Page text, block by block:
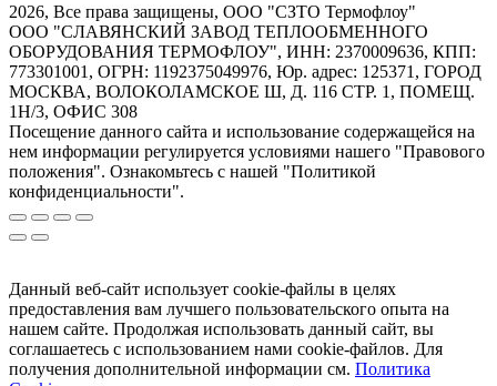
2026, Все права защищены, ООО "СЗТО Термофлоу"
ООО "СЛАВЯНСКИЙ ЗАВОД ТЕПЛООБМЕННОГО
ОБОРУДОВАНИЯ ТЕРМОФЛОУ", ИНН: 2370009636, КПП:
773301001, ОГРН: 1192375049976, Юр. адрес: 125371, ГОРОД
МОСКВА, ВОЛОКОЛАМСКОЕ Ш, Д. 116 СТР. 1, ПОМЕЩ.
1Н/3, ОФИС 308
Посещение данного сайта и использование содержащейся на
нем информации регулируется условиями нашего "Правового
положения". Ознакомьтесь с нашей "Политикой
конфиденциальности".
Данный веб-сайт использует cookie-файлы в целях
предоставления вам лучшего пользовательского опыта на
нашем сайте. Продолжая использовать данный сайт, вы
соглашаетесь с использованием нами cookie-файлов. Для
получения дополнительной информации см. Политика